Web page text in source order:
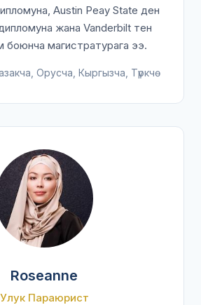
Austin Peay State ден
жана Vanderbilt тен
боюнча магистратурага ээ.
Орусча, Кыргызча, Түркчө
Roseanne
Улук Параюрист